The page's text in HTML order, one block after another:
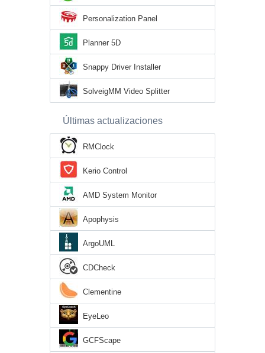
Personalization Panel
Planner 5D
Snappy Driver Installer
SolveigMM Video Splitter
Últimas actualizaciones
RMClock
Kerio Control
AMD System Monitor
Apophysis
ArgoUML
CDCheck
Clementine
EyeLeo
GCFScape